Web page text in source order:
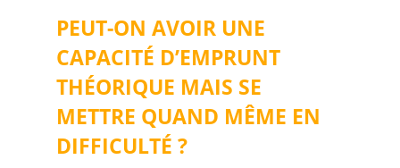
PEUT-ON AVOIR UNE
CAPACITÉ D’EMPRUNT
THÉORIQUE MAIS SE
METTRE QUAND MÊME EN
DIFFICULTÉ ?